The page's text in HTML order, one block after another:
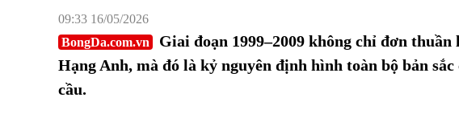
09:33 16/05/2026
BongDa.com.vn
Giai đoạn 1999–2009 không chỉ đơn
Hạng Anh, mà đó là kỷ nguyên định hình toàn bộ bản
cầu.